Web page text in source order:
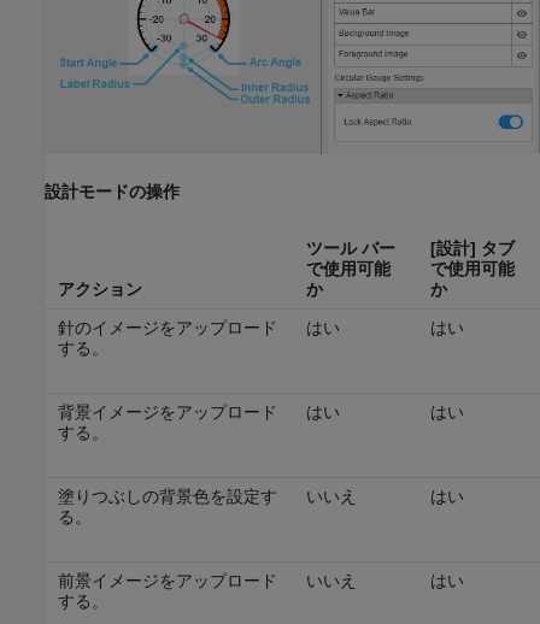
設計モードの操作
アクション
ツール バー
で使用可能
か
[設計] タブ
で使用可能
か
針のイメージをアップロード
する。
はい はい
背景イメージをアップロード
する。
はい はい
塗りつぶしの背景色を設定す
る。
いいえ はい
前景イメージをアップロード
する。
いいえ はい